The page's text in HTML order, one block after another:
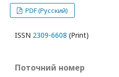
PDF (Русский)
ISSN 2309-6608 (Print)
Поточний номер